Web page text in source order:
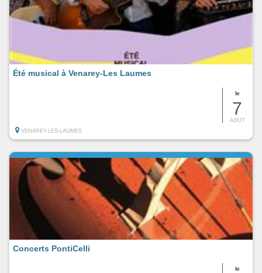
le
7
AOUT
Été musical à Venarey-Les Laumes
VENAREY-LES-LAUMES
le
Concerts PontiCelli